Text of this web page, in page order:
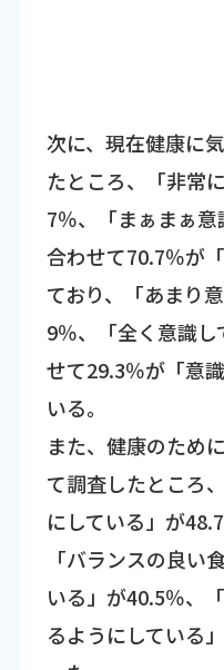
次に、現在健康に
たところ、「非常
7％、「まぁまぁ
合わせて70.7％が
ており、「あまり
9％、「全く意識
せて29.3％が「意
いる。
また、健康のため
て調査したところ
にしている」が
「バランスの良い
いる」が40.5％、
るようにしている